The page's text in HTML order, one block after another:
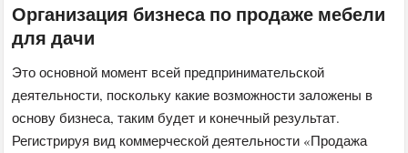
Организация бизнеса по продаже мебели
для дачи
Это основной момент всей предпринимательской
деятельности, поскольку какие возможности заложены в
основу бизнеса, таким будет и конечный результат.
Регистрируя вид коммерческой деятельности «Продажа